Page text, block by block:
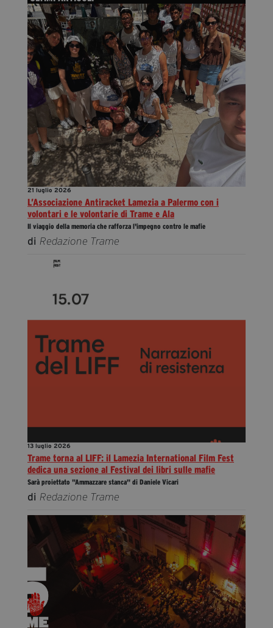
21 luglio 2026
L’Associazione Antiracket Lamezia a Palermo con i
volontari e le volontarie di Trame e Ala
Il viaggio della memoria che rafforza l'impegno contro le mafie
di Redazione Trame
13 luglio 2026
Trame torna al LIFF: il Lamezia International Film Fest
dedica una sezione al Festival dei libri sulle mafie
Sarà proiettato "Ammazzare stanca" di Daniele Vicari
di Redazione Trame